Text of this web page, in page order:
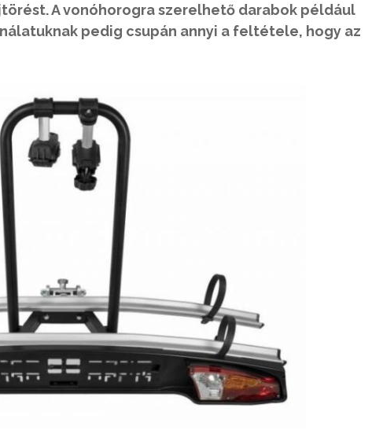
A vonóhorogra szerelhető darabok például
pedig csupán annyi a feltétele, hogy az